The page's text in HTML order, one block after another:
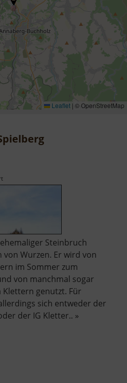
Leaflet | © OpenStreetMap
Steinbruch
Wurzen. Er wird von
im Sommer zum
von manchmal sogar
genutzt. Für
sich entweder der
der IG Kletter.. »